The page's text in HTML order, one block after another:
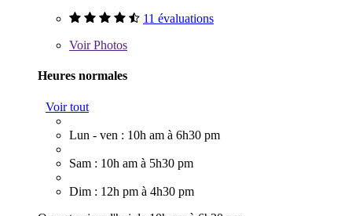
11 évaluations
VoirPhotos
Heures normales
Voir tout
Lun - ven : 10h am à 6h30 pm
Sam : 10h am à 5h30 pm
Dim : 12h pm à 4h30 pm